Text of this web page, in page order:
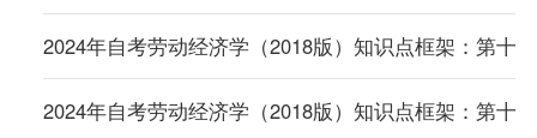
2024年自考劳动经济学（2018版）知识点框架：第十
2024年自考劳动经济学（2018版）知识点框架：第十